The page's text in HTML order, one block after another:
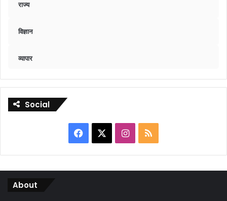
राज्य
विज्ञान
व्यापार
Social
Facebook Instagram
RSS
About